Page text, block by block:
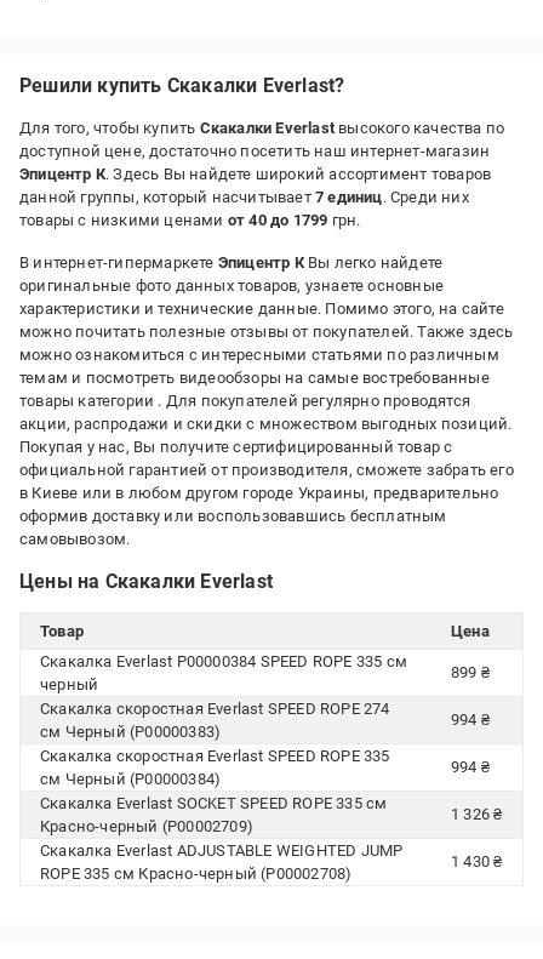
Решили купить Скакалки Everlast?
Для того, чтобы купить Скакалки Everlastвысокого качества по
доступной цене, достаточно посетить наш интернет-магазин
Эпицентр К. Здесь Вы найдете широкий ассортимент товаров
данной группы, который насчитывает 7 единиц. Среди них
товары с низкими ценами от 40 до 1799 грн.
В интернет-гипермаркете Эпицентр КВы легко найдете
оригинальные фото данных товаров, узнаете основные
характеристики и технические данные. Помимо этого, на сайте
можно почитать полезные отзывы от покупателей. Также здесь
можно ознакомиться с интересными статьями по различным
темам и посмотреть видеообзоры на самые востребованные
товары категории . Для покупателей регулярно проводятся
акции, распродажи и скидки с множеством выгодных позиций.
Покупая у нас, Вы получите сертифицированный товар с
официальной гарантией от производителя, сможете забрать его
в Киеве или в любом другом городе Украины, предварительно
оформив доставку или воспользовавшись бесплатным
самовывозом.
Цены на Скакалки Everlast
Товар
Цена
Скакалка Everlast P00000384 SPEED ROPE 335 см
черный
899 ₴
Скакалка скоростная Everlast SPEED ROPE 274
см Черный (P00000383)
994 ₴
Скакалка скоростная Everlast SPEED ROPE 335
см Черный (P00000384)
994 ₴
Скакалка Everlast SOCKET SPEED ROPE 335 см
Красно-черный (P00002709)
1 326 ₴
Скакалка Everlast ADJUSTABLE WEIGHTED JUMP
ROPE 335 см Красно-черный (P00002708)
1 430 ₴